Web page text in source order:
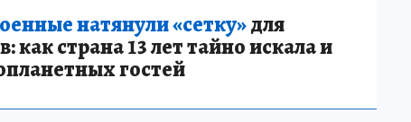
натянули «сетку»для
как страна 13 лет тайно искала и
гостей